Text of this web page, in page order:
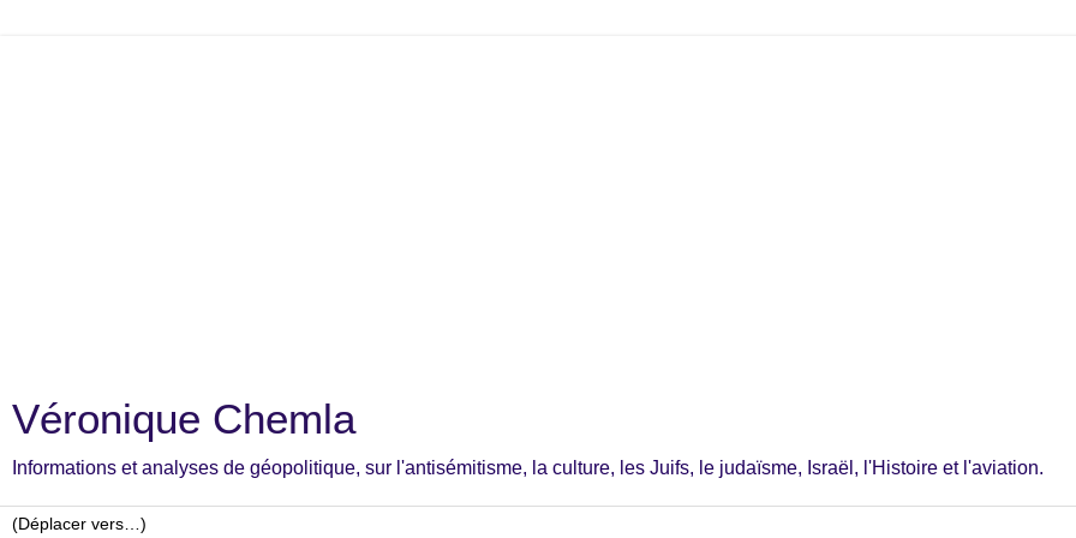
Véronique Chemla
Informations et analyses de géopolitique, sur l'antisémitisme, la culture, les Juifs, le judaïsme, Israël, l'Histoire et l'aviation.